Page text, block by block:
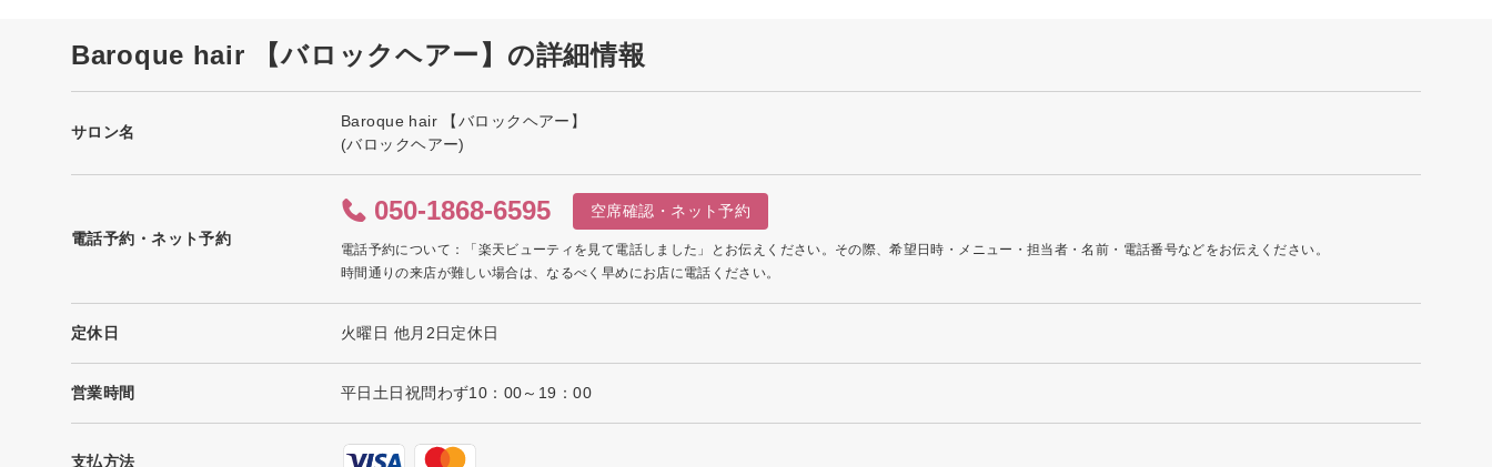
Baroque hair 【バロックヘアー】の詳細情報
サロン名
Baroque hair 【バロックヘアー】
(バロックヘアー)
電話予約・ネット予約
050-1868-6595 空席確認・ネット予約
電話予約について：「楽天ビューティを見て電話しました」とお伝えください。その際、希望日時・メニュー・担当者・名前・電話番号などをお伝えください。
時間通りの来店が難しい場合は、なるべく早めにお店に電話ください。
定休日 火曜日 他月2日定休日
営業時間 平日土日祝問わず10：00～19：00
支払方法